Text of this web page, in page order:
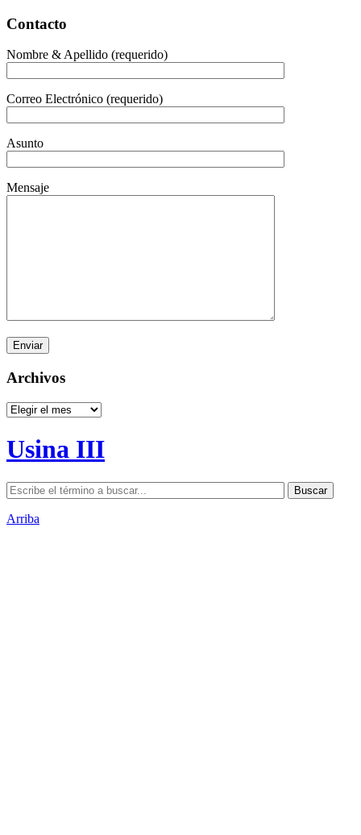
Contacto
Nombre & Apellido (requerido)
Correo Electrónico (requerido)
Asunto
Mensaje
Archivos
Archivos
Usina III
Arriba